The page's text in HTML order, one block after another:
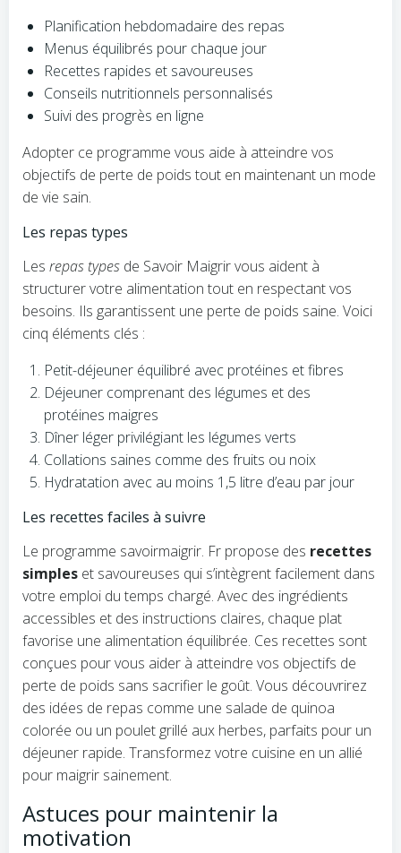
Planification hebdomadaire des repas
Menus équilibrés pour chaque jour
Recettes rapides et savoureuses
Conseils nutritionnels personnalisés
Suivi des progrès en ligne
Adopter ce programme vous aide à atteindre vos
objectifs de perte de poids tout en maintenant un mode
de vie sain.
Les repas types
Les repas types de Savoir Maigrir vous aident à
structurer votre alimentation tout en respectant vos
besoins. Ils garantissent une perte de poids saine. Voici
cinq éléments clés :
Petit-déjeuner équilibré avec protéines et fibres
Déjeuner comprenant des légumes et des
protéines maigres
Dîner léger privilégiant les légumes verts
Collations saines comme des fruits ou noix
Hydratation avec au moins 1,5 litre d’eau par jour
Les recettes faciles à suivre
Le programme savoirmaigrir. Fr propose des recettes
simples et savoureuses qui s’intègrent facilement dans
votre emploi du temps chargé. Avec des ingrédients
accessibles et des instructions claires, chaque plat
favorise une alimentation équilibrée. Ces recettes sont
conçues pour vous aider à atteindre vos objectifs de
perte de poids sans sacrifier le goût. Vous découvrirez
des idées de repas comme une salade de quinoa
colorée ou un poulet grillé aux herbes, parfaits pour un
déjeuner rapide. Transformez votre cuisine en un allié
pour maigrir sainement.
Astuces pour maintenir la
motivation